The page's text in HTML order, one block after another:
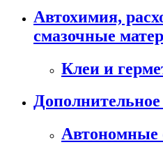
Автохимия,
смазочные
Клеи и
Дополнительное
Автономные